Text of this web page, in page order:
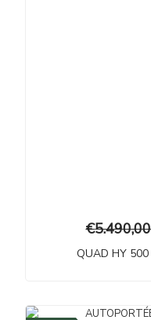
€5.490,00
QUAD HY 500